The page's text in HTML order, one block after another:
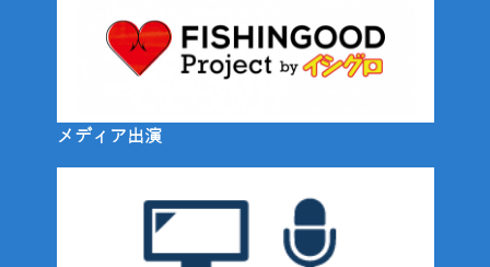
メディア出演